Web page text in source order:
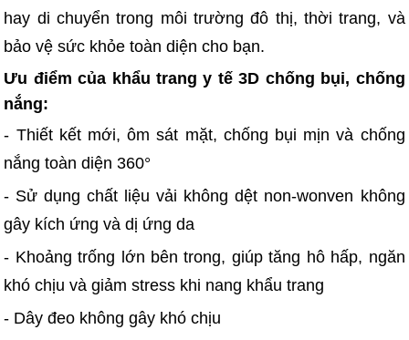
hay di chuyển trong môi trường đô thị, thời trang, và
bảo vệ sức khỏe toàn diện cho bạn.
Ưu điểm của khẩu trang y tế 3D chống bụi, chống
nắng:
- Thiết kết mới, ôm sát mặt, chống bụi mịn và chống
nắng toàn diện 360°
- Sử dụng chất liệu vải không dệt non-wonven không
gây kích ứng và dị ứng da
- Khoảng trống lớn bên trong, giúp tăng hô hấp, ngăn
khó chịu và giảm stress khi nang khẩu trang
- Dây đeo không gây khó chịu